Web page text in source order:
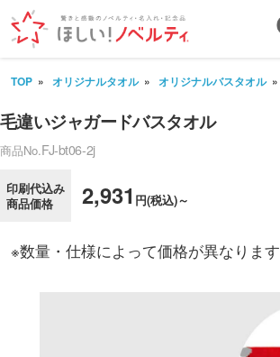
TOP オリジナルタオル オリジナルバスタオル
毛違いジャガードバスタオル
商品No.FJ-bt06-2j
印刷代込み
商品価格
2,931 円(税込)～
※数量・仕様によって価格が異なります